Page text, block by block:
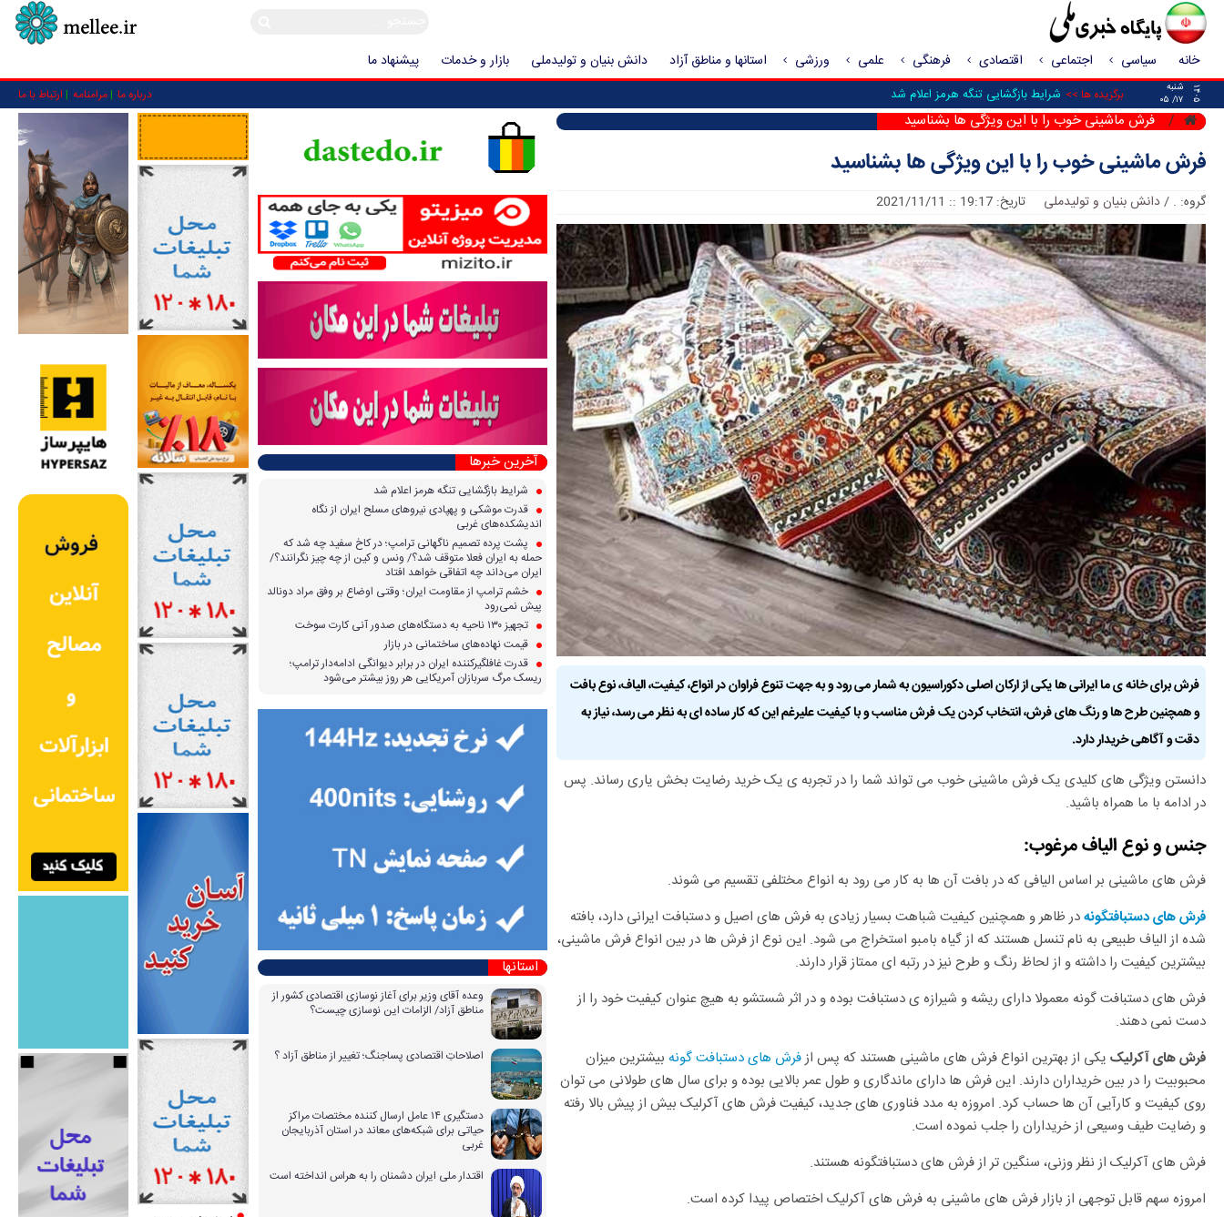
خانه سیاسی اجتماعی اقتصادی فرهنگی علمی ورزشی استانها و مناطق آزاد دانش بنیان و تولیدملی بازار و خدمات پیشنهاد ما
۱۴۰۵
شنبه
۱۷/ ۰۵
برگزیده ها >> _ درباره ما مرامنامه ارتباط با ما
فرش ماشینی خوب را با این ویژگی ها بشناسید
فرش ماشینی خوب را با این ویژگی ها بشناسید
گروه: .
/دانش بنیان و تولیدملی تاریخ: 19:17 :: 2021/11/11
فرش برای خانه ی ما ایرانی ها یکی از ارکان اصلی دکوراسیون به شمار می رود و به جهت تنوع فراوان در انواع، کیفیت، الیاف، نوع بافت
و همچنین طرح ها و رنگ های فرش، انتخاب کردن یک فرش مناسب و با کیفیت علیرغم این که کار ساده ای به نظر می رسد، نیاز به
دقت و آگاهی خریدار دارد.
دانستن ویژگی های کلیدی یک فرش ماشینی خوب می تواند شما را در تجربه ی یک خرید رضایت بخش یاری رساند. پس
در ادامه با ما همراه باشید.
جنس و نوع الیاف مرغوب:
فرش های ماشینی بر اساس الیافی که در بافت آن ها به کار می رود به انواع مختلفی تقسیم می شوند.
فرش های دستبافتگونهدر ظاهر و همچنین کیفیت شباهت بسیار زیادی به فرش های اصیل و دستبافت ایرانی دارد، بافته
شده از الیاف طبیعی به نام تنسل هستند که از گیاه بامبو استخراج می شود. این نوع از فرش ها در بین انواع فرش ماشینی،
بیشترین کیفیت را داشته و از لحاظ رنگ و طرح نیز در رتبه ای ممتاز قرار دارند.
فرش های دستبافت گونه معمولا دارای ریشه و شیرازه ی دستبافت بوده و در اثر شستشو به هیچ عنوان کیفیت خود را از
دست نمی دهند.
فرش های آکرلیک یکی از بهترین انواع فرش های ماشینی هستند که پس ازفرش های دستبافت گونه بیشترین میزان
محبوبیت را در بین خریداران دارند. این فرش ها دارای ماندگاری و طول عمر بالایی بوده و برای سال های طولانی می توان
روی کیفیت و کارآیی آن ها حساب کرد. امروزه به مدد فناوری های جدید، کیفیت فرش های آکرلیک بیش از پیش بالا رفته
و رضایت طیف وسیعی از خریداران را جلب نموده است.
فرش های آکرلیک از نظر وزنی، سنگین تر از فرش های دستبافتگونه هستند.
امروزه سهم قابل توجهی از بازار فرش های ماشینی به فرش های آکرلیک اختصاص پیدا کرده است.
آخرین خبرها
شرایط بازگشایی تنگه هرمز اعلام شد
قدرت موشکی و پهپادی نیرو‌های مسلح ایران از نگاه
اندیشکده‌های غربی
پشت پرده تصمیم ناگهانی ترامپ؛ در کاخ سفید چه شد که
حمله به ایران فعلا متوقف شد؟/ ونس و کین از چه چیز نگرانند؟/
ایران می‌داند چه اتفاقی خواهد افتاد
خشم ترامپ از مقاومت ایران؛ وقتی اوضاع بر وفق مراد دونالد
پیش نمی‌رود
تجهیز ۱۳۰ ناحیه به دستگاه‌های صدور آنی کارت سوخت
قیمت نهاده‌های ساختمانی در بازار
قدرت غافلگیرکننده ایران در برابر دیوانگی ادامه‌دار ترامپ؛
ریسک مرگ سربازان آمریکایی هر روز بیشتر می‌شود
استانها
وعده آقای وزیر برای آغاز نوسازی اقتصادی کشور از
مناطق آزاد/ الزامات این نوسازی چیست؟
اصلاحاتِ اقتصادی پساجنگ؛ تغییر از مناطق آزاد ؟
دستگیری ۱۴ عامل ارسال کننده مختصات مراکز
حیاتی برای شبکه‌های معاند در استان آذربایجان
غربی
اقتدار ملی ایران دشمنان را به هراس انداخته است